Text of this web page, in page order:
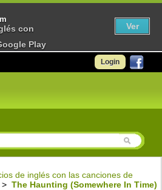
Login
de inglés con las canciones de
> The Haunting (Somewhere In Time)
con
Play
Ver